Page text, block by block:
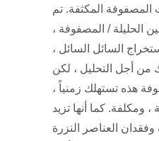
المكثفة. تم
/ المصفوفة ،
السائل السائل ،
من أجل التحليل ، لكن
هذه تستهلك زمنياً ،
ومكلفة. كما أنها تزيد
العناصر النزرة